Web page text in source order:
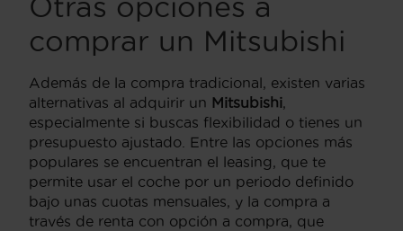
Otras opciones a
comprar un Mitsubishi
Además de la compra tradicional, existen varias
alternativas al adquirir un Mitsubishi
especialmente si buscas flexibilidad o tienes un
presupuesto ajustado. Entre las opciones más
populares se encuentran el leasing, que te
permite usar el coche por un periodo definido
bajo unas cuotas mensuales, y la compra a
través de renta con opción a compra, que